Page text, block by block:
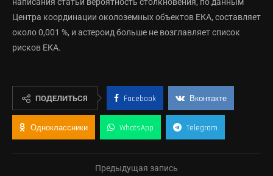
Центра координации околоземных объектов ЕКА, составляет
около 0,001 %, и астероид больше не возглавляет список
рисков ЕКА.
ПОДЕЛИТЬСЯ Facebook Вконтакте
Одноклассники WhatsApp Telegram
Предыдущая запись